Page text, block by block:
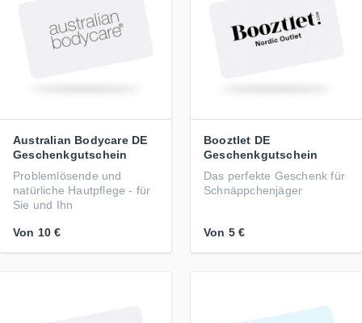
Australian Bodycare DE
Geschenkgutschein
Problemlösende und
natürliche Hautpflege - für
Sie und Ihn
Von 10 €
Booztlet DE
Geschenkgutschein
Das perfekte Geschenk für
Schnäppchenjäger
Von 5 €